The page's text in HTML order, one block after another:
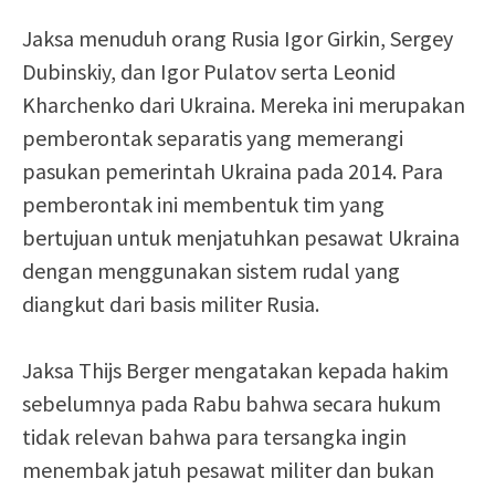
Jaksa menuduh orang Rusia Igor Girkin, Sergey
Dubinskiy, dan Igor Pulatov serta Leonid
Kharchenko dari Ukraina. Mereka ini merupakan
pemberontak separatis yang memerangi
pasukan pemerintah Ukraina pada 2014. Para
pemberontak ini membentuk tim yang
bertujuan untuk menjatuhkan pesawat Ukraina
dengan menggunakan sistem rudal yang
diangkut dari basis militer Rusia.
Jaksa Thijs Berger mengatakan kepada hakim
sebelumnya pada Rabu bahwa secara hukum
tidak relevan bahwa para tersangka ingin
menembak jatuh pesawat militer dan bukan